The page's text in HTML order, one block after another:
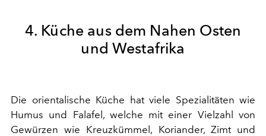
4. Küche aus dem Nahen Osten
und Westafrika
Die orientalische Küche hat viele Spezialitäten wie
Humus und Falafel, welche mit einer Vielzahl von
Gewürzen wie Kreuzkümmel, Koriander, Zimt und